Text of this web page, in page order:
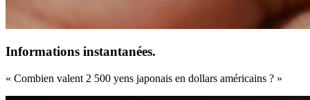
Informations instantanées.
« Combien valent 2 500 yens japonais en dollars américains ? »